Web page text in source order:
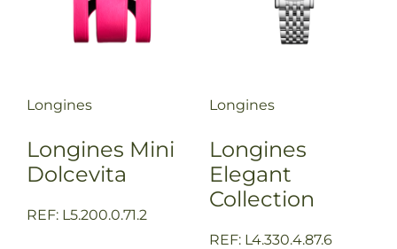
Longines
Longines Mini
Dolcevita
REF: L5.200.0.71.2
Longines
Longines
Elegant
Collection
REF: L4.330.4.87.6